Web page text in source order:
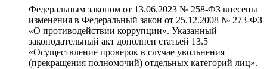
Федеральным законом от 13.06.2023 № 258-ФЗ внесены
изменения в Федеральный закон от 25.12.2008 № 273-ФЗ
«О противодействии коррупции». Указанный
законодательный акт дополнен статьей 13.5
«Осуществление проверок в случае увольнения
(прекращения полномочий) отдельных категорий лиц».